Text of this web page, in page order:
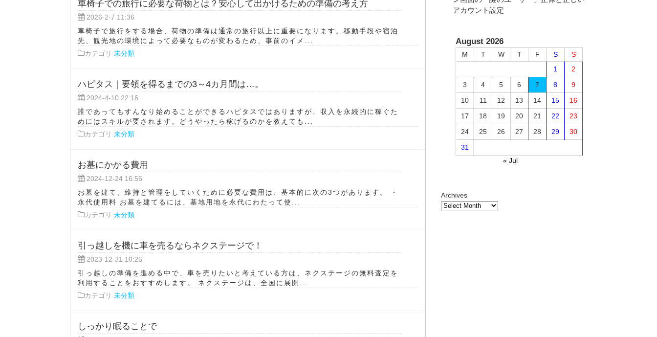
車椅子での旅行に必要な荷物とは？安心して出かけるための準備の考え方
2026-2-7 11:36
車椅子で旅行をする場合、荷物の準備は通常の旅行以上に重要になります。移動手段や宿泊
先、観光地の環境によって必要なものが変わるため、事前のイメ...
カテゴリ 未分類
ハピタス｜要領を得るまでの3～4カ月間は…。
2024-4-10 22:16
誰であってもすんなり始めることができるハピタスではありますが、収入を永続的に稼ぐた
めにはスキルが要されます。どうやったら稼げるのかを教えても...
カテゴリ 未分類
お墓にかかる費用
2024-12-24 16:56
お墓を建て、維持と管理をしていくために必要な費用は、基本的に次の3つがあります。 ・
永代使用料 お墓を建てるには、墓地用地を永代にわたって使...
カテゴリ 未分類
引っ越しを機に車を売るならネクステージで！
2023-12-31 10:26
引っ越しの準備を進める中で、車を売りたいと考えている方は、ネクステージの無料査定を
利用することをおすすめします。 ネクステージは、全国に展開...
カテゴリ 未分類
しっかり眠ることで
アカウント設定
August 2026
M T W T F S
S
1
2
3
4 5 6 7 8
9
10
11 12 13 14 15
16
17
18 19 20 21 22
23
24
25 26 27 28 29
30
31
« Jul
Archives